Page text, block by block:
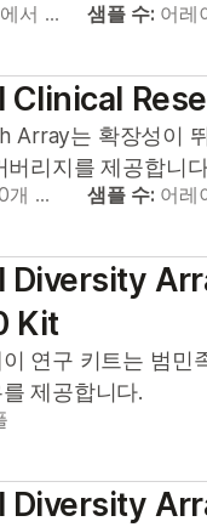
서 … 샘플 수: 어레
Clinical
Array는 확장성이
리지를 제공합니
개 … 샘플 수: 어레
Diversity
Kit
연구 키트는 범민
제공합니다.
Diversity